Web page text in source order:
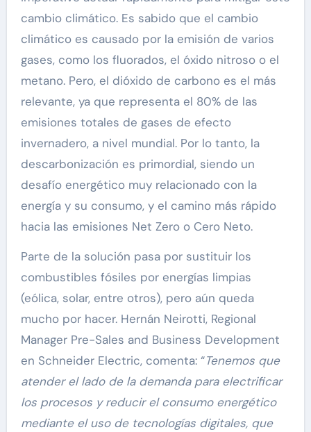
cambio climático. Es sabido que el cambio
climático es causado por la emisión de varios
gases, como los fluorados, el óxido nitroso o el
metano. Pero, el dióxido de carbono es el más
relevante, ya que representa el 80% de las
emisiones totales de gases de efecto
invernadero, a nivel mundial. Por lo tanto, la
descarbonización es primordial, siendo un
desafío energético muy relacionado con la
energía y su consumo, y el camino más rápido
hacia las emisiones Net Zero o Cero Neto.
Parte de la solución pasa por sustituir los
combustibles fósiles por energías limpias
(eólica, solar, entre otros), pero aún queda
mucho por hacer. Hernán Neirotti, Regional
Manager Pre-Sales and Business Development
en Schneider Electric, comenta: “Tenemos que
atender el lado de la demanda para electrificar
los procesos y reducir el consumo energético
mediante el uso de tecnologías digitales, que